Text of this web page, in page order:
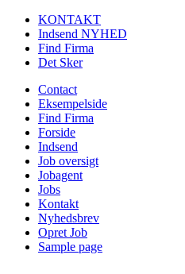
KONTAKT
Indsend NYHED
Find Firma
Det Sker
Contact
Eksempelside
Find Firma
Forside
Indsend
Job oversigt
Jobagent
Jobs
Kontakt
Nyhedsbrev
Opret Job
Sample page